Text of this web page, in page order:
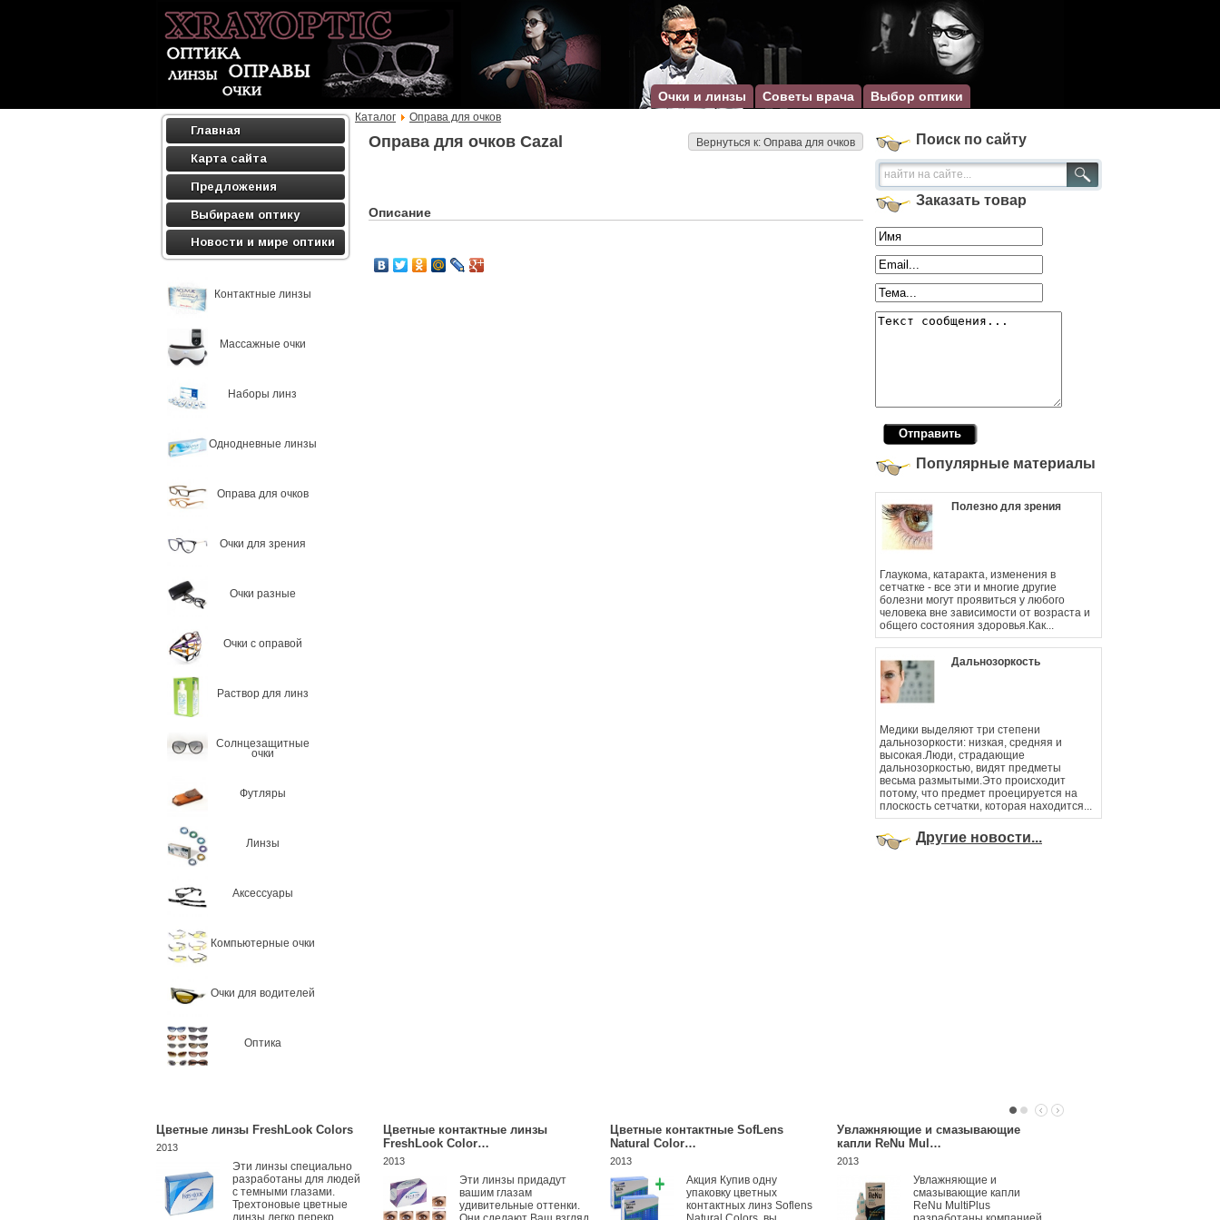
Выбор оптики
Советы врача
Очки и линзы
Главная
Карта сайта
Предложения
Выбираем оптику
Новости и мире оптики
Контактные линзы
Массажные очки
Наборы линз
Однодневные линзы
Оправа для очков
Очки для зрения
Очки разные
Очки с оправой
Раствор для линз
Солнцезащитные
очки
Футляры
Линзы
Аксессуары
Компьютерные очки
Очки для водителей
Оптика
Каталог
Оправа для очков
Вернуться к: Оправа для очков
Оправа для очков Cazal
Описание
Поиск по сайту
Заказать товар
Популярные материалы
Полезно для зрения
Глаукома, катаракта, изменения в
сетчатке - все эти и многие другие
болезни могут проявиться у любого
человека вне зависимости от возраста и
общего состояния здоровья.Как...
Дальнозоркость
Медики выделяют три степени
дальнозоркости: низкая, средняя и
высокая.Люди, страдающие
дальнозоркостью, видят предметы
весьма размытыми.Это происходит
потому, что предмет проецируется на
плоскость сетчатки, которая находится...
Другие новости...
Цветные линзы FreshLook Colors
2013
Эти линзы специально
разработаны для людей
с темными глазами.
Трехтоновые цветные
линзы легко перекр...
Цветные контактные линзы
FreshLook Color…
2013
Эти линзы придадут
вашим глазам
удивительные оттенки.
Цветные контактные SofLens
Natural Color…
2013
Акция Купив одну
упаковку цветных
контактных линз Soflens
Увлажняющие и смазывающие
капли ReNu Mul…
2013
Увлажняющие и
смазывающие капли
ReNu MultiPlus